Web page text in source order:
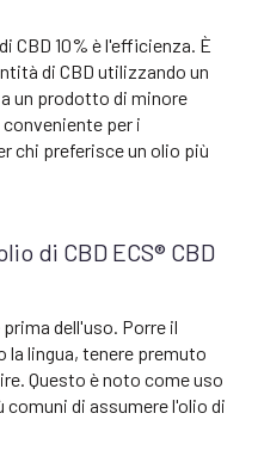
CBD 10% è l'efficienza. È
di CBD utilizzando un
un prodotto di minore
per i
chi preferisce un olio più
di CBD ECS® CBD
dell'uso. Porre il
lingua, tenere premuto
Questo è noto come uso
comuni di assumere l'olio di